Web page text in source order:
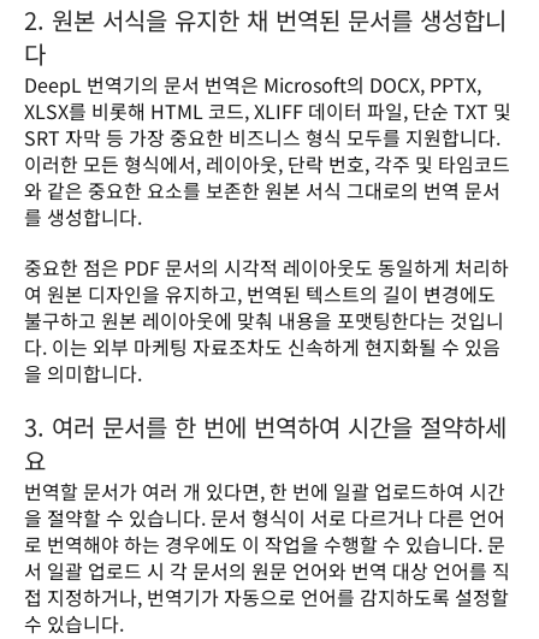
2. 원본 서식을 유지한 채 번역된 문서를 생성합니
다
DeepL 번역기의 문서 번역은 Microsoft의 DOCX, PPTX,
XLSX를 비롯해 HTML 코드, XLIFF 데이터 파일, 단순 TXT 및
SRT 자막 등 가장 중요한 비즈니스 형식 모두를 지원합니다.
이러한 모든 형식에서, 레이아웃, 단락 번호, 각주 및 타임코드
와 같은 중요한 요소를 보존한 원본 서식 그대로의 번역 문서
를 생성합니다.
중요한 점은 PDF 문서의 시각적 레이아웃도 동일하게 처리하
여 원본 디자인을 유지하고, 번역된 텍스트의 길이 변경에도
불구하고 원본 레이아웃에 맞춰 내용을 포맷팅한다는 것입니
다. 이는 외부 마케팅 자료조차도 신속하게 현지화될 수 있음
을 의미합니다.
3. 여러 문서를 한 번에 번역하여 시간을 절약하세
요
번역할 문서가 여러 개 있다면, 한 번에 일괄 업로드하여 시간
을 절약할 수 있습니다. 문서 형식이 서로 다르거나 다른 언어
로 번역해야 하는 경우에도 이 작업을 수행할 수 있습니다. 문
서 일괄 업로드 시 각 문서의 원문 언어와 번역 대상 언어를 직
접 지정하거나, 번역기가 자동으로 언어를 감지하도록 설정할
수 있습니다.